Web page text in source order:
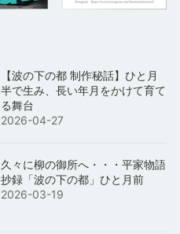
【波の下の都 制作秘話】ひと月
半で生み、長い年月をかけて育て
る舞台
2026-04-27
久々に柳の御所へ・・・平家物語
抄録「波の下の都」ひと月前
2026-03-19